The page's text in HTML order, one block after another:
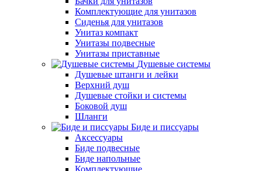
Комплектующие для унитазов
Сиденья для унитазов
Унитаз компакт
Унитазы подвесные
Унитазы приставные
Душевые системы
Душевые штанги и лейки
Верхний душ
Душевые стойки и системы
Боковой душ
Шланги
Биде и писсуары
Аксессуары
Биде подвесные
Биде напольные
Комплектующие